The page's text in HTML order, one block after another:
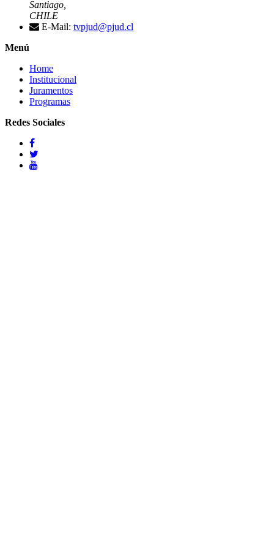
Santiago,
CHILE
E-Mail: tvpjud@pjud.cl
Menú
Home
Institucional
Juramentos
Programas
Redes Sociales